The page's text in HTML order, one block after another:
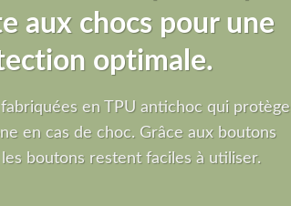
aux chocs pour une
optimale.
en TPU antichoc qui protège
en cas de choc. Grâce aux boutons
boutons restent faciles à utiliser.